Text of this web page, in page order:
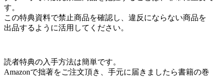
す。
この特典資料で禁止商品を確認し、違反にならない商品を
出品するように活用してください。
読者特典の入手方法は簡単です。
Amazonで拙著をご注文頂き、手元に届きましたら書籍の巻